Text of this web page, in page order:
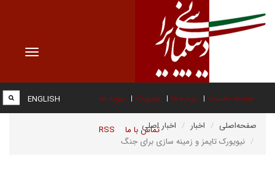
Toggle
صفحه نخست درباره ما عضویت پیوند ها
تماس با ما RSS
ENGLISH
صفحه‌اصلی اخبار
اخبار اصلی
نیویورک تایمز و زمینه سازی برای جنگ